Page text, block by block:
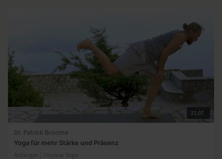
21:07
Dr. Patrick Broome
Yoga für mehr Stärke und Präsenz
Anfänger | Vinyasa Yoga